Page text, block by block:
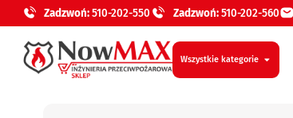
Zadzwoń:510-202-550 Zadzwoń:510-202-560
Wszystkie kategorie